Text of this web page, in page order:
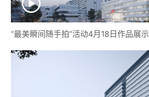
“最美瞬间随手拍”活动4月18日作品展示